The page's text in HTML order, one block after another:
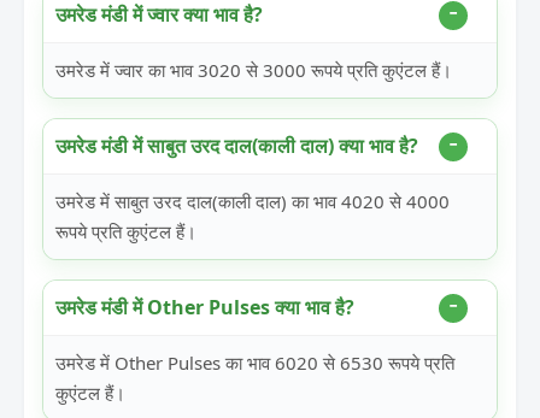
उमरेड मंडी में ज्वार क्या भाव है?
उमरेड में ज्वार का भाव 3020 से 3000 रूपये प्रति कुएंटल हैं।
उमरेड मंडी में साबुत उरद दाल(काली दाल) क्या भाव है?
उमरेड में साबुत उरद दाल(काली दाल) का भाव 4020 से 4000
रूपये प्रति कुएंटल हैं।
उमरेड मंडी में Other Pulses क्या भाव है?
उमरेड में Other Pulses का भाव 6020 से 6530 रूपये प्रति
कुएंटल हैं।